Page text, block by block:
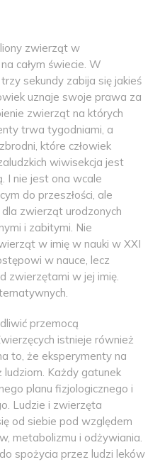
zwierząt w
całym świecie. W
sekundy zabija się jakieś
uznaje swoje prawa za
zwierząt na których
trwa tygodniami, a
które człowiek
wiwisekcja jest
I nie jest ona wcale
do przeszłości, ale
zwierząt urodzonych
i zabitymi. Nie
w imię w nauki w XXI
w nauce, lecz
zwierzętami w jej imię.
przemocą
istnieje również
to, że eksperymenty na
Każdy gatunek
planu fizjologicznego i
Ludzie i zwierzęta
od siebie pod względem
metabolizmu i odżywiania.
spożycia przez ludzi leków